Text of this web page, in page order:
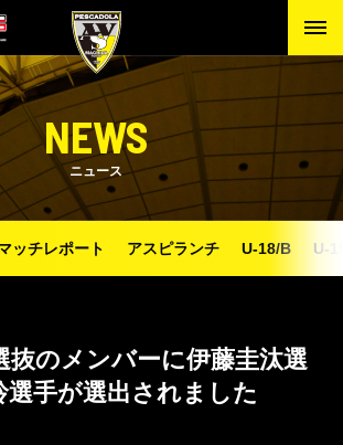
NEWS
ニュース
ッチレポート アスピランチ U-18/B U-
抜のメンバーに伊藤圭汰選
選手が選出されました